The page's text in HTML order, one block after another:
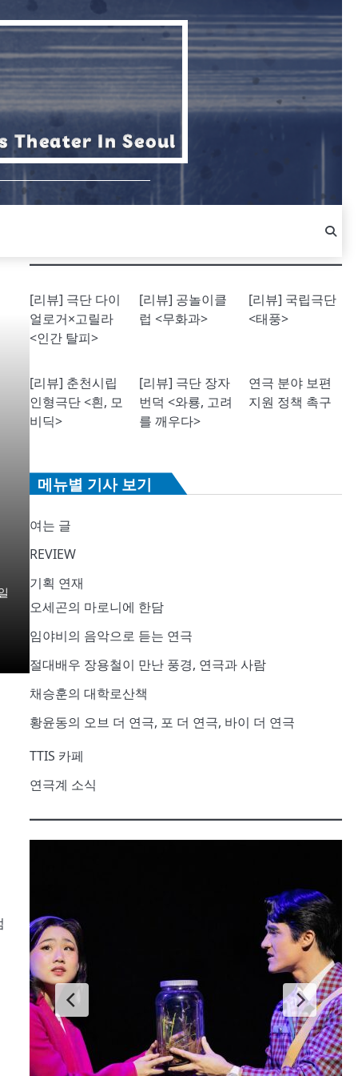
[리뷰] 극단 다이
얼로거×고릴라
<인간 탈피>
[리뷰] 공놀이클
럽 <무화과>
[리뷰] 국립극단
<태풍>
[리뷰] 춘천시립
인형극단 <흰, 모
비딕>
[리뷰] 극단 장자
번덕 <와룡, 고려
를 깨우다>
연극 분야 보편
지원 정책 촉구
메뉴별 기사 보기
여는 글
REVIEW
기획 연재
오세곤의 마로니에 한담
임야비의 음악으로 듣는 연극
절대배우 장용철이 만난 풍경, 연극과 사람
채승훈의 대학로산책
황윤동의 오브 더 연극, 포 더 연극, 바이 더 연극
TTIS 카페
연극계 소식